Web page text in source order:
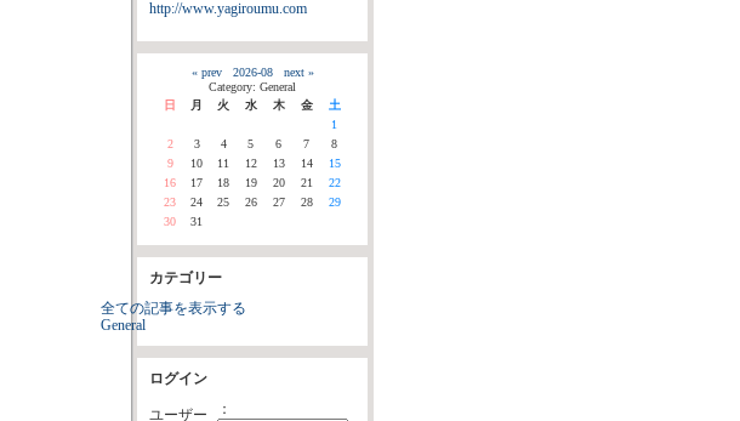
http://www.yagiroumu.com
« prev 2026-08
next »
Category: General
日
月 火 水 木 金
土
1
2
3 4 5 6 7
8
9
10 11 12 13 14
15
16
17 18 19 20 21
22
23
24 25 26 27 28
29
30
31
カテゴリー
全ての記事を表示する
General
ログイン
ユーザー ：